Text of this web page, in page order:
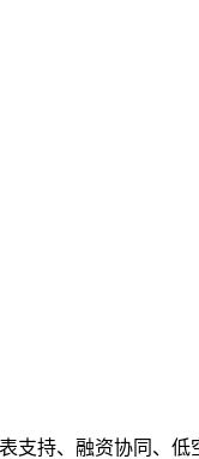
持、融资协同、